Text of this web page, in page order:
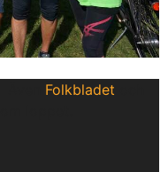
Folkbladet